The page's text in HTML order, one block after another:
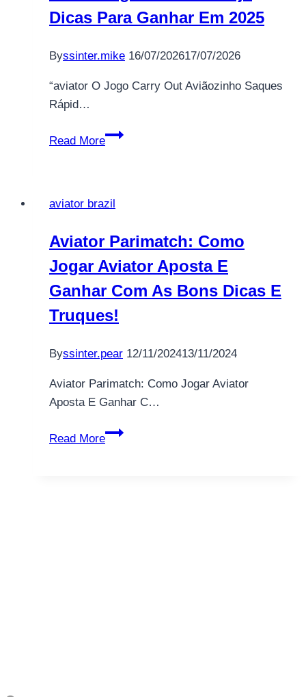
Dicas Para Ganhar Em 2025
Byssinter.mike 16/07/202617/07/2026
“aviator O Jogo Carry Out Aviãozinho Saques
Rápid…
Read More
Como
Dicas
Ganhar
Em
2025
aviator brazil
Aviator Parimatch: Como
Jogar Aviator Aposta E
Ganhar Com As Bons Dicas E
Truques!
Byssinter.pear 12/11/202413/11/2024
Aviator Parimatch: Como Jogar Aviator
Aposta E Ganhar C…
Read More
Aviator